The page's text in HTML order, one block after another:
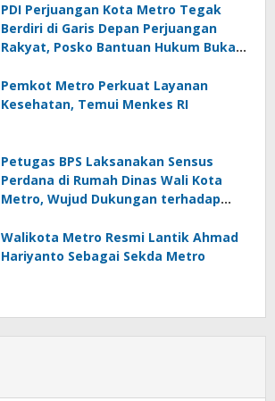
PDI Perjuangan Kota Metro Tegak
Berdiri di Garis Depan Perjuangan
Rakyat, Posko Bantuan Hukum Buka
Pemkot Metro Perkuat Layanan
Kesehatan, Temui Menkes RI
Petugas BPS Laksanakan Sensus
Perdana di Rumah Dinas Wali Kota
Metro, Wujud Dukungan terhadap
Walikota Metro Resmi Lantik Ahmad
Hariyanto Sebagai Sekda Metro